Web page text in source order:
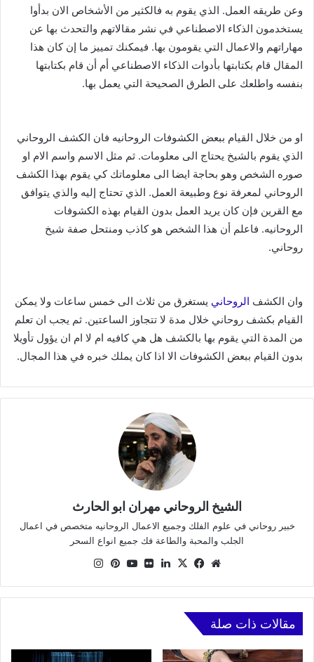
وعن طريقه العمل. الذي يقوم به فالكثير من الأشخاص الان بدأوا
يستخدمون الذكاء الاصطناعي في نشر مقالاتهم والتحدث بها عن
مهاراتهم والاعمال التي يقومون بها. فيمكنك تمييز ما إن كان هذا
المقال قام بكتابتها بأدوات الذكاء الاصطناعي أم أن قام بكتابتها
بنفسه واطلعك على الطرق الصحيحة التي يعمل بها.
او من خلال القيام ببعض الكشوفات الروحانيه فان الكشف الروحاني
الذي يقوم بالشيخ يحتاج الى معلومات. ثم مثل الاسم واسم الام او
صوره الشخص وهو بحاجة ايضا الى معلوماتك كي يقوم بهذا الكشف
الروحاني لمعرفة نوع وطبيعة العمل. الذي تحتاج إليه والذي يتوافق
مع القرين فإن كان يريد العمل بدون القيام بهذه الكشوفات
الروحانيه. فاعلم أن هذا الشخص هو كاذب ومنتحل صفة شيخ
روحاني.
وان الكشف الروحاني يستغرق من ثلاث الى خمس ساعات ولا يمكن
القيام بكشف روحاني خلال مدة لا تتجاوز الساعتين. ثم يجب ان تعلم
من المدة التي يقوم بها بالكشف هل هي كافيه ام لا ام ان يؤول تأويلا
بدون القيام ببعض الكشوفات الا اذا كان يملك خبره في هذا المجال.
الشيخ الروحاني مهران ابو الحارث
خبير روحاني في علوم الفلك وجميع الاعمال الروحانيه متخصص في اعمال
الجلب والمحبة والطاعة فك جميع انواع السحر
موقعفيسبوك
X لينكدإن
صور
فليكر
يوتيوببينتيريست
مقالات ذات صلة